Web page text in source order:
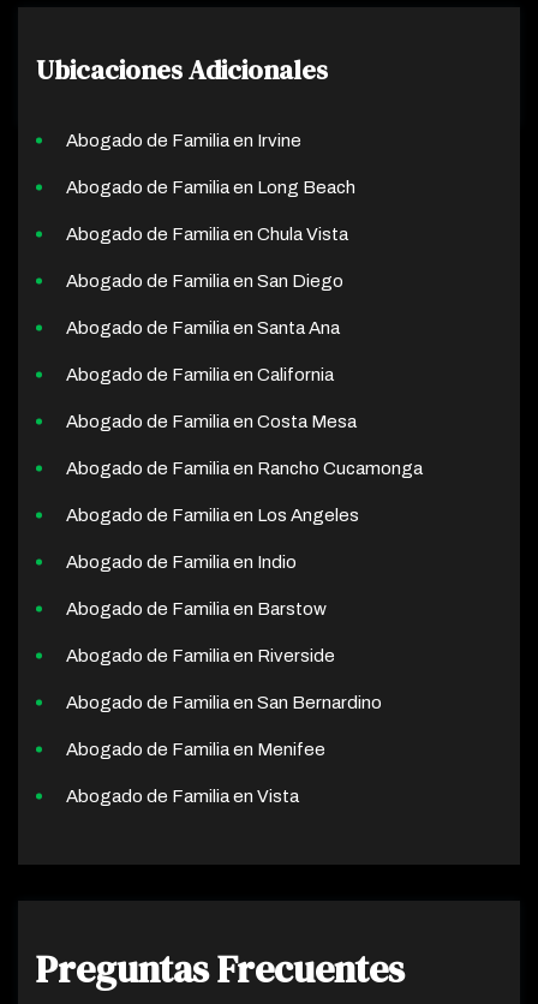
Ubicaciones Adicionales
Abogado de Familia en Irvine
Abogado de Familia en Long Beach
Abogado de Familia en Chula Vista
Abogado de Familia en San Diego
Abogado de Familia en Santa Ana
Abogado de Familia en California
Abogado de Familia en Costa Mesa
Abogado de Familia en Rancho Cucamonga
Abogado de Familia en Los Angeles
Abogado de Familia en Indio
Abogado de Familia en Barstow
Abogado de Familia en Riverside
Abogado de Familia en San Bernardino
Abogado de Familia en Menifee
Abogado de Familia en Vista
Preguntas Frecuentes